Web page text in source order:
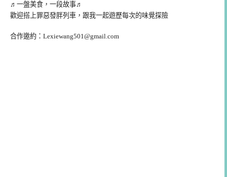
♬一盤美食，一段故事♬
歡迎搭上罪惡發胖列車，跟我一起遊歷每次的味覺探險
合作邀約： Lexiewang501@gmail.com